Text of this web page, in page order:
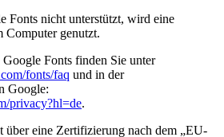
Fonts nicht unterstützt, wird eine
Computer genutzt.
Fonts finden Sie unter
fonts/faq und in der
Google:
privacy?hl=de.
über eine Zertifizierung nach dem „EU-